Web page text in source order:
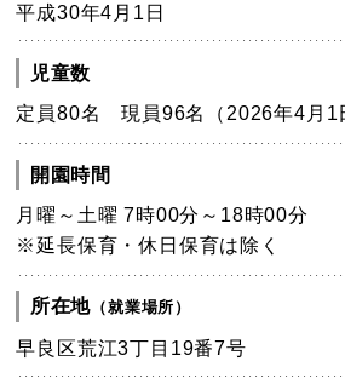
平成30年4月1日
児童数
定員80名 現員96名（2026年4月1
開園時間
月曜～土曜 7時00分～18時00分
※延長保育・休日保育は除く
所在地 （就業場所）
早良区荒江3丁目19番7号